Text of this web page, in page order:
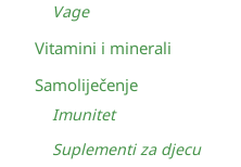
Vage
Vitamini i minerali
Samoliječenje
Imunitet
Suplementi za djecu